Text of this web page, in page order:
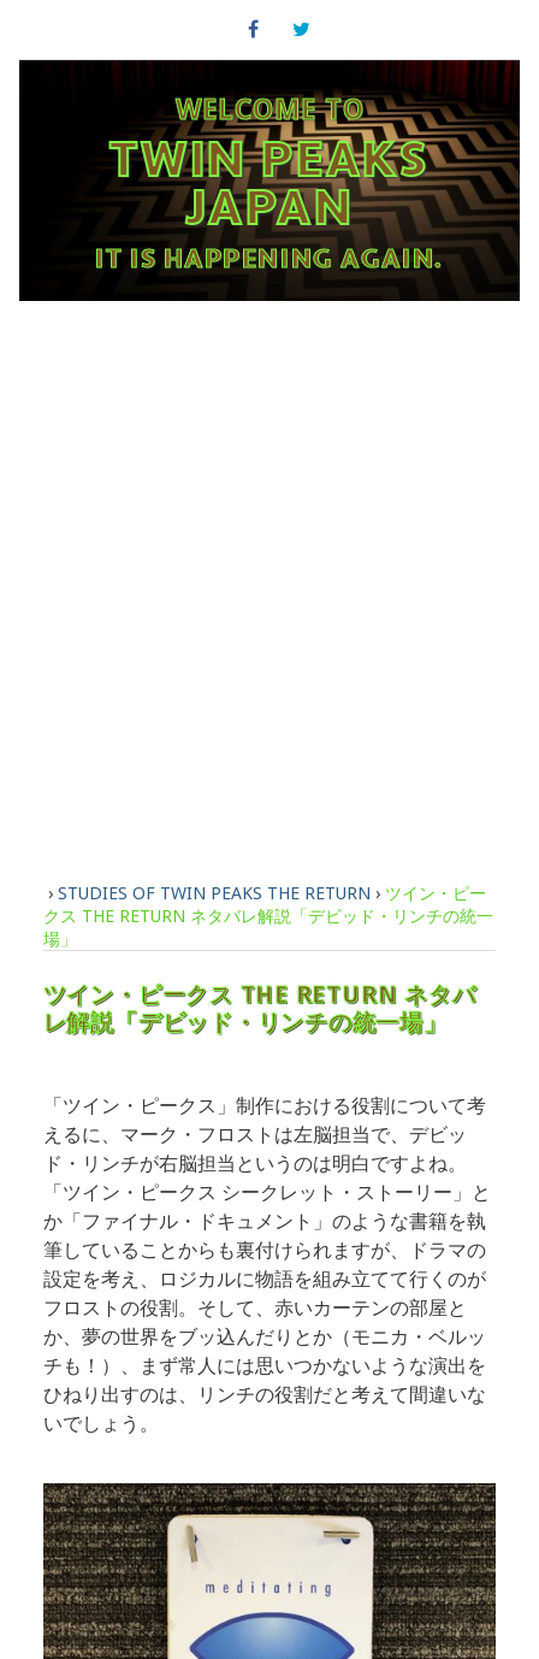
WELCOME TO
TWIN PEAKS
JAPAN
IT IS HAPPENING AGAIN.
› STUDIES OF TWIN PEAKS THE RETURN › ツイン・ピー
クス THE RETURN ネタバレ解説「デビッド・リンチの統一
場」
ツイン・ピークス THE RETURN ネタバ
レ解説「デビッド・リンチの統一場」
「ツイン・ピークス」制作における役割について考
えるに、マーク・フロストは左脳担当で、デビッ
ド・リンチが右脳担当というのは明白ですよね。
「ツイン・ピークス シークレット・ストーリー」と
か「ファイナル・ドキュメント」のような書籍を執
筆していることからも裏付けられますが、
ドラマの
設定を考え、ロジカルに物語を組み立てて行くのが
フロストの役割。そして、赤いカーテンの部屋と
か、夢の世界をブッ込んだりとか（モニカ・ベルッ
チも！）、まず常人には思いつかないような演出を
ひねり出すのは、リンチの役割だと考えて間違いな
いでしょう。